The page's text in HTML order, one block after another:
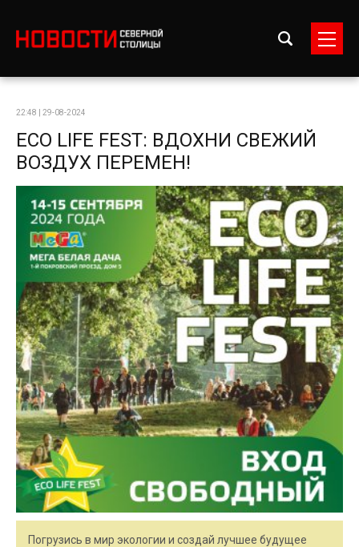
22:48 | 29-08-2024
ECO LIFE FEST: ВДОХНИ СВЕЖИЙ
ВОЗДУХ ПЕРЕМЕН!
Погрузись в мир экологии и создай лучшее будущее